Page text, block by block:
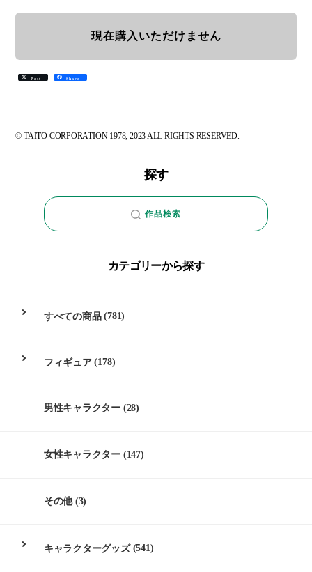
現在購入いただけません
Post Share
© TAITO CORPORATION 1978, 2023 ALL RIGHTS RESERVED.
探す
作品検索
カテゴリーから探す
すべての商品(781)
フィギュア(178)
男性キャラクター (28)
女性キャラクター (147)
その他(3)
キャラクターグッズ(541)